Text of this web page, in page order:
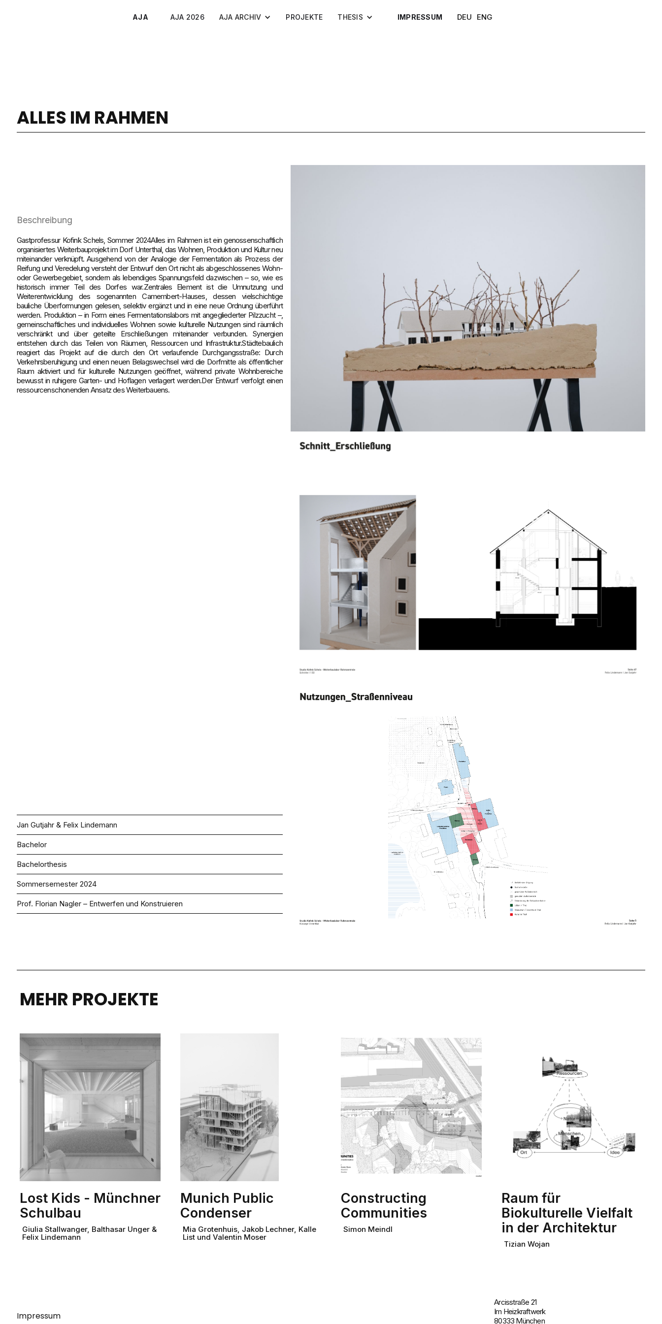
AJA AJA 2026 AJA ARCHIV PROJEKTE THESIS IMPRESSUM DEU ENG
ALLES IM RAHMEN
Beschreibung
Gastprofessur Kofink Schels, Sommer 2024Alles im Rahmen ist ein genossenschaftlich
organisiertes Weiterbauprojekt im Dorf Unterthal, das Wohnen, Produktion und Kultur neu
miteinander verknüpft. Ausgehend von der Analogie der Fermentation als Prozess der
Reifung und Veredelung versteht der Entwurf den Ort nicht als abgeschlossenes Wohn-
oder Gewerbegebiet, sondern als lebendiges Spannungsfeld dazwischen – so, wie es
historisch immer Teil des Dorfes war.Zentrales Element ist die Umnutzung und
Weiterentwicklung des sogenannten Camembert-Hauses, dessen vielschichtige
bauliche Überformungen gelesen, selektiv ergänzt und in eine neue Ordnung überführt
werden. Produktion – in Form eines Fermentationslabors mit angegliederter Pilzzucht –,
gemeinschaftliches und individuelles Wohnen sowie kulturelle Nutzungen sind räumlich
verschränkt und über geteilte Erschließungen miteinander verbunden. Synergien
entstehen durch das Teilen von Räumen, Ressourcen und Infrastruktur.Städtebaulich
reagiert das Projekt auf die durch den Ort verlaufende Durchgangsstraße: Durch
Verkehrsberuhigung und einen neuen Belagswechsel wird die Dorfmitte als öffentlicher
Raum aktiviert und für kulturelle Nutzungen geöffnet, während private Wohnbereiche
bewusst in ruhigere Garten- und Hoflagen verlagert werden.Der Entwurf verfolgt einen
ressourcenschonenden Ansatz des Weiterbauens.
Jan Gutjahr & Felix Lindemann
Bachelor
Bachelorthesis
Sommersemester 2024
Prof. Florian Nagler – Entwerfen und Konstruieren
MEHR PROJEKTE
Lost Kids - Münchner
Schulbau
Giulia Stallwanger, Balthasar Unger &
Felix Lindemann
Munich Public
Condenser
Mia Grotenhuis, Jakob Lechner, Kalle
List und Valentin Moser
Constructing
Communities
Simon Meindl
Raum für
Biokulturelle Vielfalt
in der Architektur
Tizian Wojan
Impressum
Arcisstraße 21
Im Heizkraftwerk
80333 München ‍